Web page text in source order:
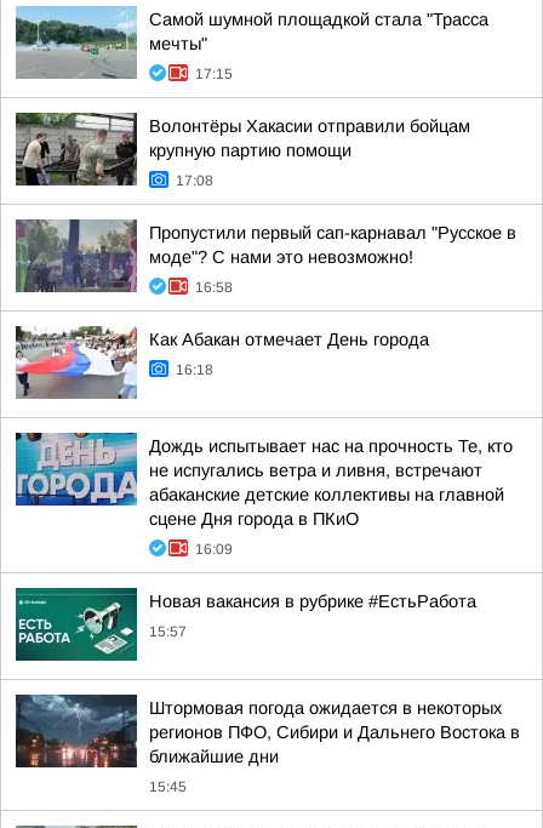
Самой шумной площадкой стала "Трасса
мечты"
17:15
Волонтёры Хакасии отправили бойцам
крупную партию помощи
17:08
Пропустили первый сап-карнавал "Русское в
моде"? С нами это невозможно!
16:58
Как Абакан отмечает День города
16:18
Дождь испытывает нас на прочность Те, кто
не испугались ветра и ливня, встречают
абаканские детские коллективы на главной
сцене Дня города в ПКиО
16:09
Новая вакансия в рубрике #ЕстьРабота
15:57
Штормовая погода ожидается в некоторых
регионов ПФО, Сибири и Дальнего Востока в
ближайшие дни
15:45